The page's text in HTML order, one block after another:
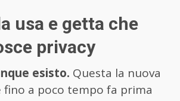
usa e getta che
privacy
esisto. Questa la nuova
a poco tempo fa prima